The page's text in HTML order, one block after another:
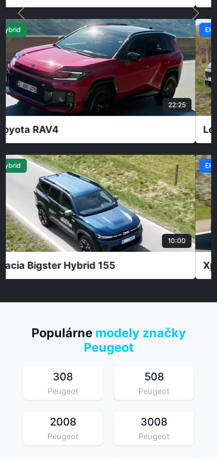
Elektro
32:45
Leapmotor C10 & B10
Elektro
34:23
Xpeng P7 Longe Range
Populárne modely značky
Peugeot
308
Peugeot
508
Peugeot
2008
Peugeot
3008
Peugeot